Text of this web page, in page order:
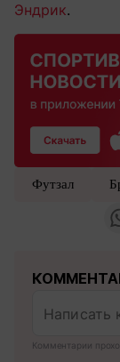
Эндрик.
Футзал
Комментарии